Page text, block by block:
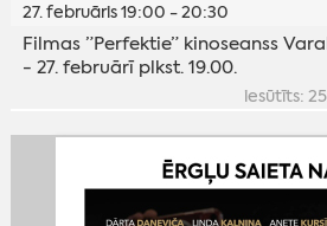
27. februāris 19:00 - 20:30
Filmas ”Perfektie” kinoseanss
- 27. februārī plkst. 19.00.
iesūtīts: